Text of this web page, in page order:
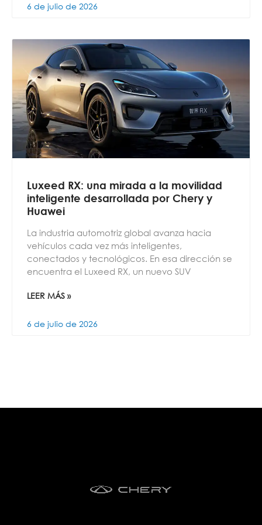
6 de julio de 2026
Luxeed RX: una mirada a la movilidad
inteligente desarrollada por Chery y
Huawei
La industria automotriz global avanza hacia
vehículos cada vez más inteligentes,
conectados y tecnológicos. En esa dirección se
encuentra el Luxeed RX, un nuevo SUV
LEER MÁS »
6 de julio de 2026